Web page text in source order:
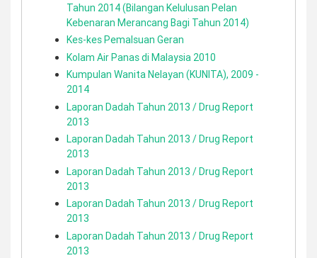
Tahun 2014 (Bilangan Kelulusan Pelan
Kebenaran Merancang Bagi Tahun 2014)
Kes-kes Pemalsuan Geran
Kolam Air Panas di Malaysia 2010
Kumpulan Wanita Nelayan (KUNITA), 2009 -
2014
Laporan Dadah Tahun 2013 / Drug Report
2013
Laporan Dadah Tahun 2013 / Drug Report
2013
Laporan Dadah Tahun 2013 / Drug Report
2013
Laporan Dadah Tahun 2013 / Drug Report
2013
Laporan Dadah Tahun 2013 / Drug Report
2013